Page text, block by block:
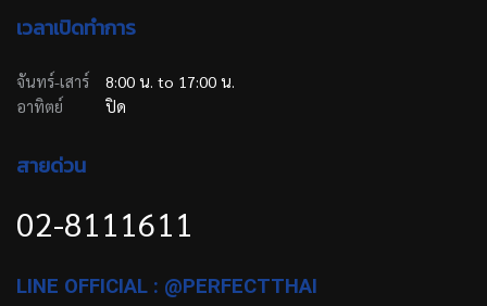
เวลาเปิดทำการ
จันทร์-เสาร์
8:00 น. to 17:00 น.
อาทิตย์
ปิด
สายด่วน
02-8111611
LINE OFFICIAL : @PERFECTTHAI